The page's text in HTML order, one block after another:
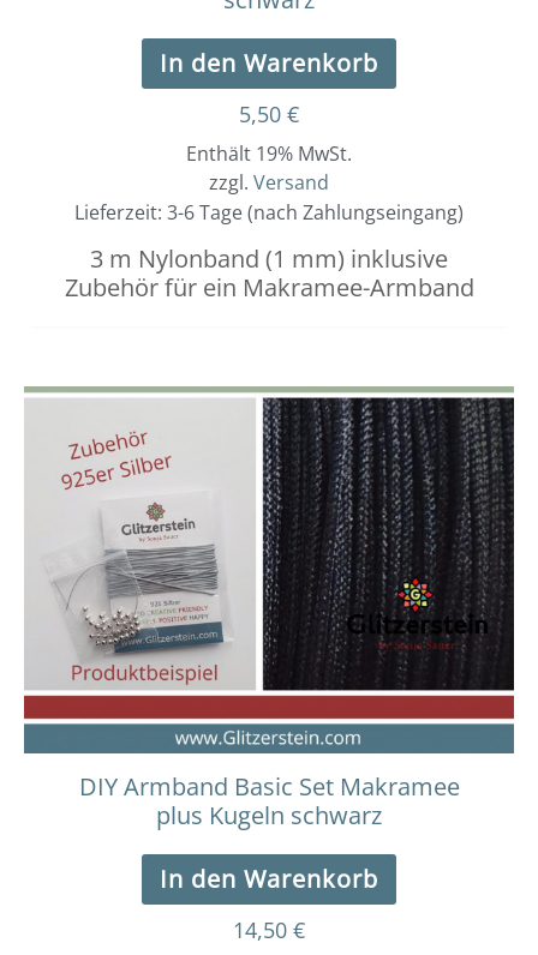
In den Warenkorb
5,50 €
Enthält 19% MwSt.
zzgl. Versand
Lieferzeit: 3-6 Tage (nach Zahlungseingang)
3 m Nylonband (1 mm) inklusive
Zubehör für ein Makramee-Armband
DIY Armband Basic Set Makramee
plus Kugeln schwarz
In den Warenkorb
14,50 €